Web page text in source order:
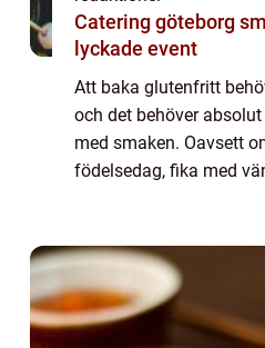
Catering göteborg smarta val för
lyckade event
Att baka glutenfritt
och det behöver
med smaken. Oavsett
födelsedag, fika med